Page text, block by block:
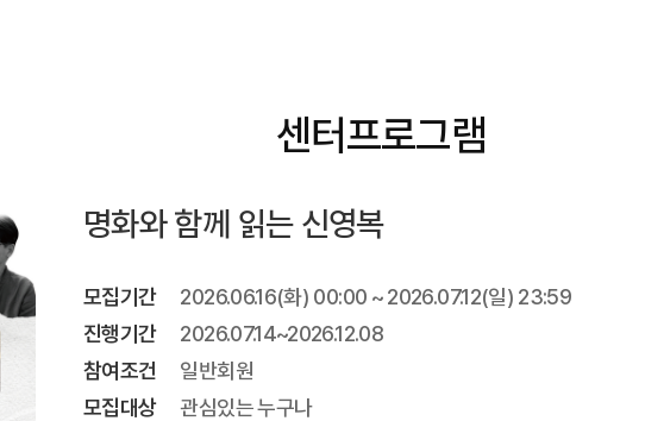
센터프로그램
명화와 함께 읽는 신영복
모집기간
2026.06.16(화) 00:00 ~ 2026.07.12(일) 23:59
진행기간
2026.07.14~2026.12.08
참여조건
일반회원
모집대상
관심있는 누구나